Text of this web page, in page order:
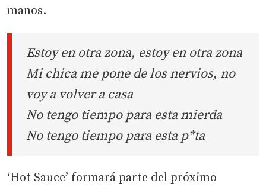
manos.
Estoy en otra zona, estoy en otra zona
Mi chica me pone de los nervios, no
voy a volver a casa
No tengo tiempo para esta mierda
No tengo tiempo para esta p*ta
‘Hot Sauce’ formará parte del próximo